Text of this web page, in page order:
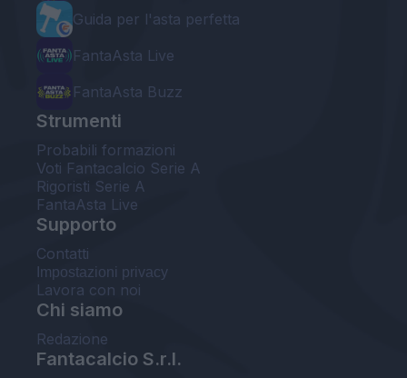
Guida per l'asta perfetta
FantaAsta Live
FantaAsta Buzz
Strumenti
Probabili formazioni
Voti Fantacalcio Serie A
Rigoristi Serie A
FantaAsta Live
Supporto
Contatti
Impostazioni privacy
Lavora con noi
Chi siamo
Redazione
Fantacalcio S.r.l.